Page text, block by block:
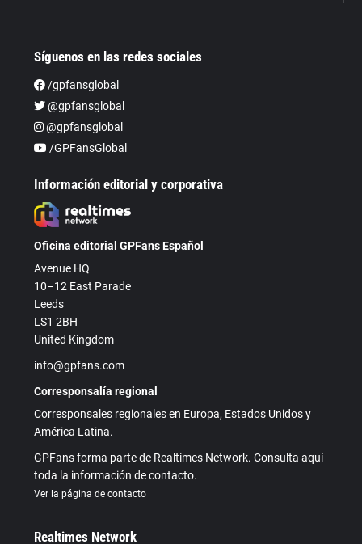
Síguenos en las redes sociales
/gpfansglobal
@gpfansglobal
@gpfansglobal
/GPFansGlobal
Información editorial y corporativa
Oficina editorial GPFans Español
Avenue HQ
10–12 East Parade
Leeds
LS1 2BH
United Kingdom
info@gpfans.com
Corresponsalía regional
Corresponsales regionales en Europa, Estados Unidos y
América Latina.
GPFans forma parte de Realtimes Network. Consulta aquí
toda la información de contacto.
Ver la página de contacto
Realtimes Network